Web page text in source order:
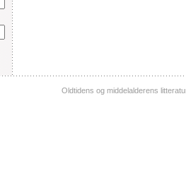
Oldtidens og middelalderens